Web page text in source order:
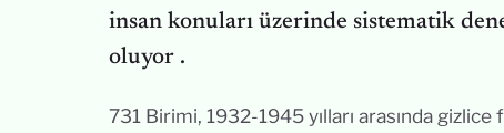
insan konuları üzerinde sistematik
oluyor .
731 Birimi, 1932-1945 yılları arasında